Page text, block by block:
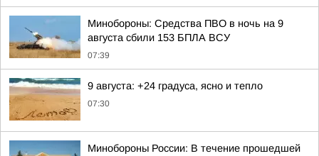
Минобороны: Средства ПВО в ночь на 9
августа сбили 153 БПЛА ВСУ
07:39
9 августа: +24 градуса, ясно и тепло
07:30
Минобороны России: В течение прошедшей